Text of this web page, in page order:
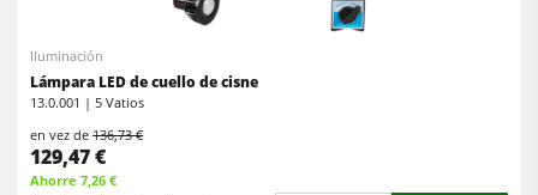
Iluminación
Lámpara LED de cuello de cisne
13.0.001 | 5 Vatios
en vez de136,73 €
129,47 €
Ahorre 7,26 €